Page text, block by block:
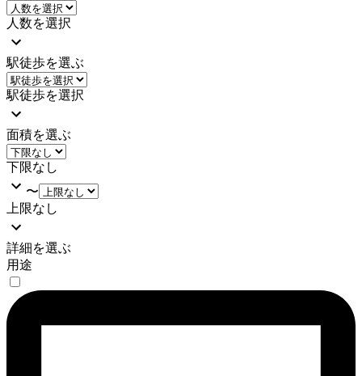
人数を選択
駅徒歩を選ぶ
駅徒歩を選択
面積を選ぶ
下限なし
〜
上限なし
詳細を選ぶ
用途